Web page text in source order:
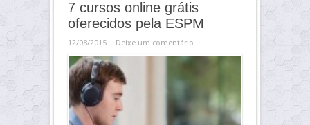
7 cursos online grátis
oferecidos pela ESPM
12/08/2015 Deixe um comentário